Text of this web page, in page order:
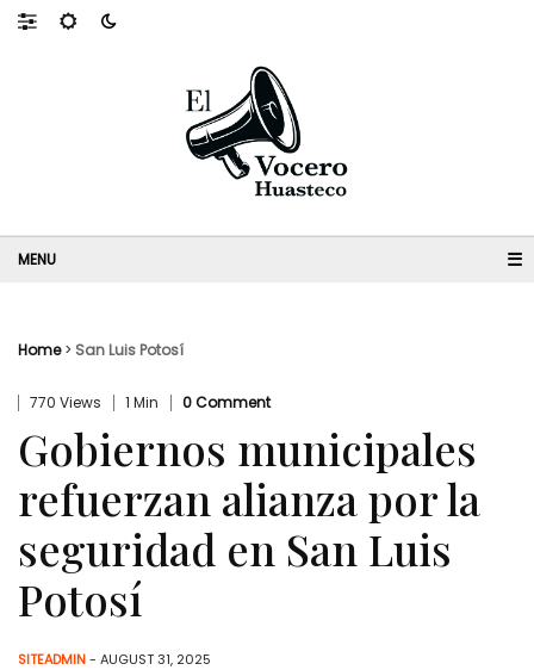
☰
Home> San Luis Potosí
770 Views 1 Min 0 Comment
Gobiernos municipales
refuerzan alianza por la
seguridad en San Luis
Potosí
SITEADMIN- AUGUST 31, 2025